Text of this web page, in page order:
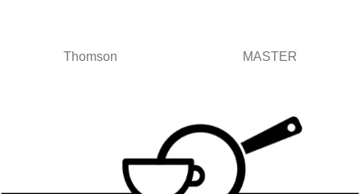
Thomson MASTER